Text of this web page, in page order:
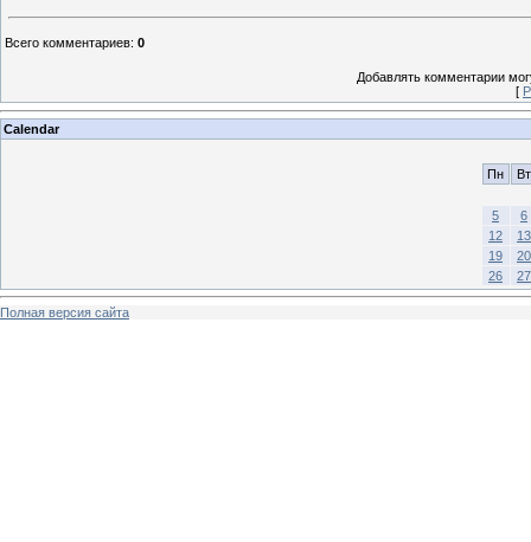
Всего комментариев: 0
Добавлять комментарии
[
Calendar
Пн Вт
5
6
12
13
19
20
26
27
Полная версия сайта